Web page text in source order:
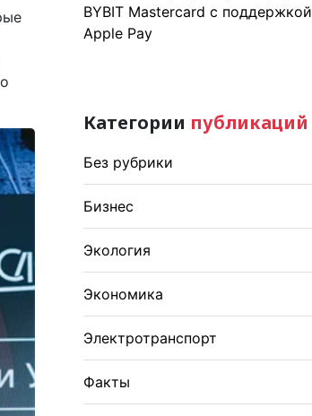
BYBIT Mastercard с поддержкой
Apple Pay
Категории публикаций
Без рубрики
Бизнес
Экология
Экономика
Электротранспорт
Факты